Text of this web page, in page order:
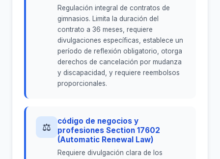
Regulación integral de contratos de
gimnasios. Limita la duración del
contrato a 36 meses, requiere
divulgaciones específicas, establece un
período de reflexión obligatorio, otorga
derechos de cancelación por mudanza
y discapacidad, y requiere reembolsos
proporcionales.
⚖
código de negocios y
profesiones Section 17602
(Automatic Renewal Law)
Requiere divulgación clara de los